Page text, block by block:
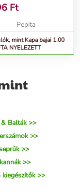
Ft
Pepita
mint Kapa bajai 1.00
NYELEZETT
& Balták >>
>>
>>
>>
>>